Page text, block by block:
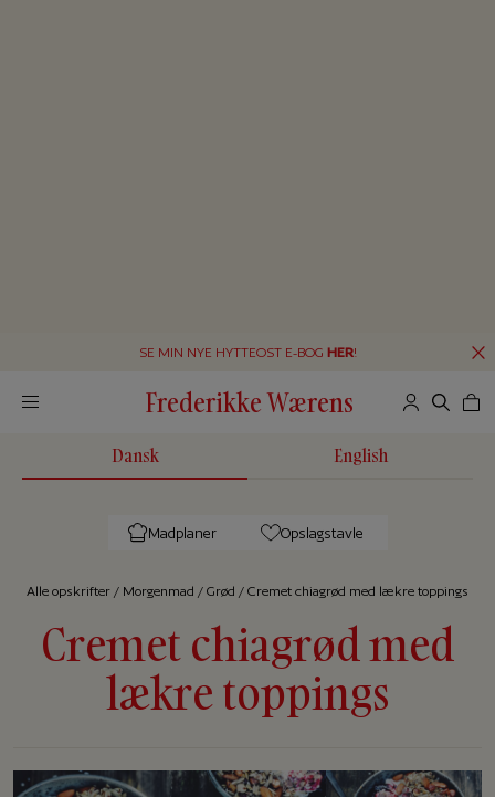
SE MIN NYE HYTTEOST E-BOG HER!
Frederikke Wærens
Dansk English
Madplaner Opslagstavle
Alle op­skrif­ter / Morgenmad / Grød / Cremet chiagrød med lækre toppings
Cremet chiagrød med
lækre toppings